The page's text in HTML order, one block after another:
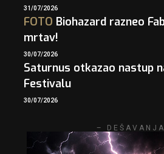
31/07/2026
FOTO Biohazard razneo
mrtav!
30/07/2026
Saturnus otkazao nastup
Festivalu
30/07/2026
–